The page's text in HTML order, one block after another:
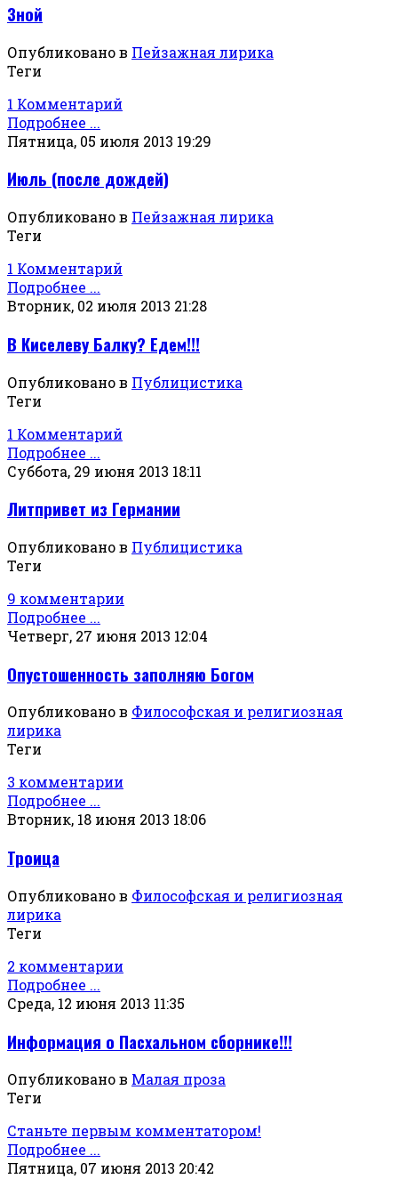
Зной
Опубликовано в Пейзажная лирика
Теги
1 Комментарий
Подробнее ...
Пятница, 05 июля 2013 19:29
Июль (после дождей)
Опубликовано в Пейзажная лирика
Теги
1 Комментарий
Подробнее ...
Вторник, 02 июля 2013 21:28
В Киселеву Балку? Едем!!!
Опубликовано в Публицистика
Теги
1 Комментарий
Подробнее ...
Суббота, 29 июня 2013 18:11
Литпривет из Германии
Опубликовано в Публицистика
Теги
9 комментарии
Подробнее ...
Четверг, 27 июня 2013 12:04
Опустошенность заполняю Богом
Опубликовано в Философская и религиозная
лирика
Теги
3 комментарии
Подробнее ...
Вторник, 18 июня 2013 18:06
Троица
Опубликовано в Философская и религиозная
лирика
Теги
2 комментарии
Подробнее ...
Среда, 12 июня 2013 11:35
Информация о Пасхальном сборнике!!!
Опубликовано в Малая проза
Теги
Станьте первым комментатором!
Подробнее ...
Пятница, 07 июня 2013 20:42